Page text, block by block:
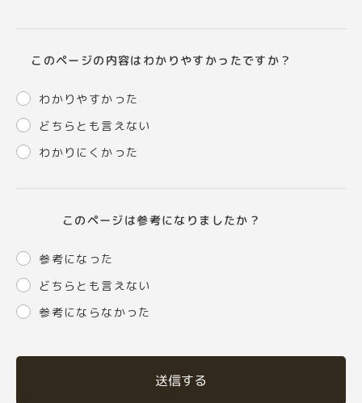
このページの内容はわかりやすかったですか？
わかりやすかった
どちらとも言えない
わかりにくかった
このページは参考になりましたか？
参考になった
どちらとも言えない
参考にならなかった
送信する